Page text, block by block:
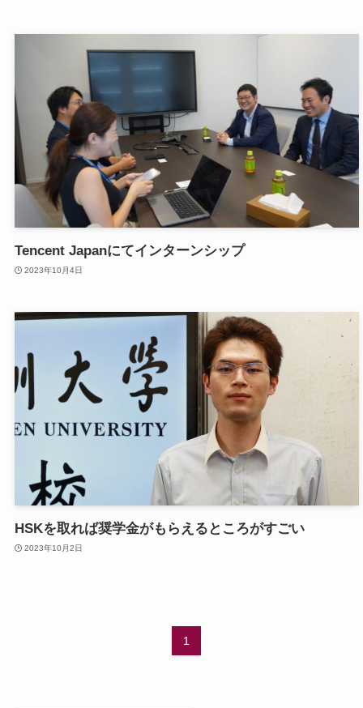
Tencent Japanにてインターンシップ
2023年10月4日
HSKを取れば奨学金がもらえるところがすごい
2023年10月2日
1